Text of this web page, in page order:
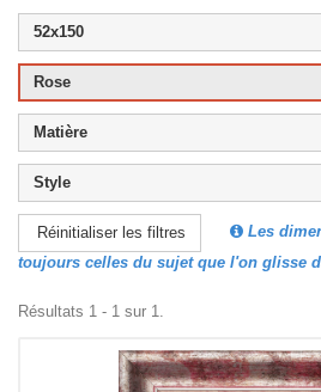
52x150
Rose
Matière
Style
Réinitialiser les filtres
Les
toujours celles du sujet que l'on glisse
Résultats 1 - 1 sur 1.